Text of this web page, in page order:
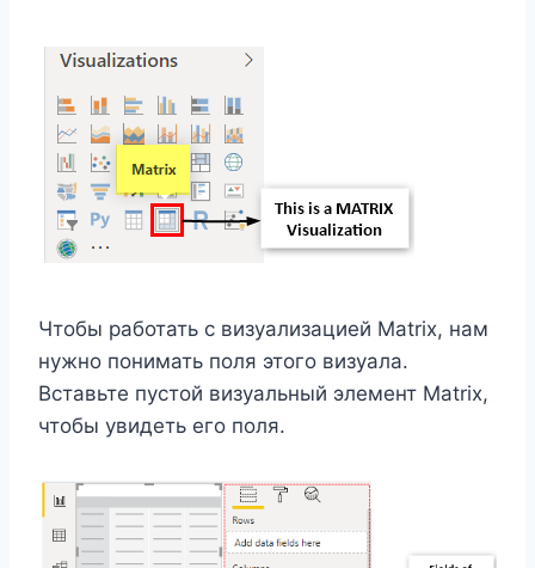
Чтобы работать с визуализацией Matrix, нам
нужно понимать поля этого визуала.
Вставьте пустой визуальный элемент Matrix,
чтобы увидеть его поля.